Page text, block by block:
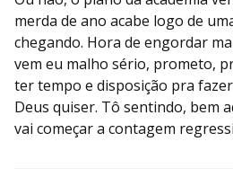
merda de ano acabe logo de
chegando. Hora de engordar
vem eu malho sério, prometo,
ter tempo e disposição pra
Deus quiser. Tô sentindo, bem
vai começar a contagem